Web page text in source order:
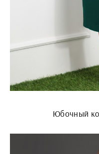
Юбочный